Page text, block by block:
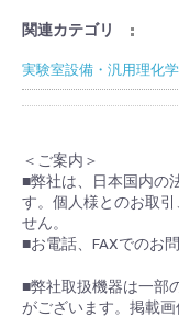
関連カテゴリ
実験室設備・汎用理化
＜ご案内＞
■弊社は、日本国内の
す。個人様とのお取
せん。
■お電話、FAXでのお
■弊社取扱機器は一部
がございます。掲載